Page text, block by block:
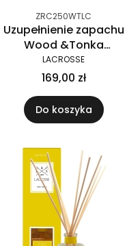
ZRC250WTLC
Uzupełnienie zapachu
Wood &Tonka
Lacrosse 250 ml
LACROSSE
169,00 zł
Do koszyka